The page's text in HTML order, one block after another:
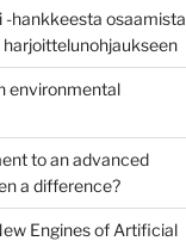
-hankkeesta osaamista
environmental
to an advanced
a difference?
Engines of Artificial